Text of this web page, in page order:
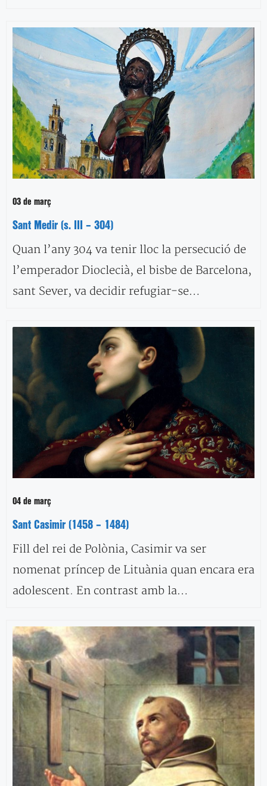
03 de març
Sant Medir (s. III – 304)
Quan l’any 304 va tenir lloc la persecució de
l’emperador Dioclecià, el bisbe de Barcelona,
sant Sever, va decidir refugiar-se…
04 de març
Sant Casimir (1458 – 1484)
Fill del rei de Polònia, Casimir va ser
nomenat príncep de Lituània quan encara era
adolescent. En contrast amb la…